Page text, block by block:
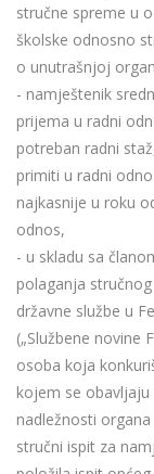
stručne spreme u
školske odnosno
o unutrašnjoj
- namještenik
prijema u radni
potreban radni
primiti u radni
najkasnije u roku
odnos,
- u skladu sa
polaganja
državne službe u
(„Službene novine
osoba koja
kojem se
nadležnosti
stručni ispit za